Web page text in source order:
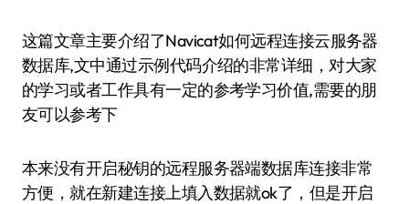
这篇文章主要介绍了Navicat如何远程连接云服务器
数据库,文中通过示例代码介绍的非常详细，对大家
的学习或者工作具有一定的参考学习价值,需要的朋
友可以参考下
本来没有开启秘钥的远程服务器端数据库连接非常
方便，就在新建连接上填入数据就ok了，但是开启